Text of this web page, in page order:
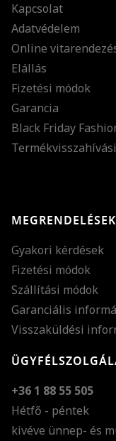
Kapcsolat
Adatvédelem
Online
Elállás
Fizetési módok
Garancia
Black Friday
Gyakori kérdések
Fizetési módok
Szállítási módok
Garanciális
Visszaküldési
+36 1 88 55 505
Hétfő - péntek
kivéve ünnep- és